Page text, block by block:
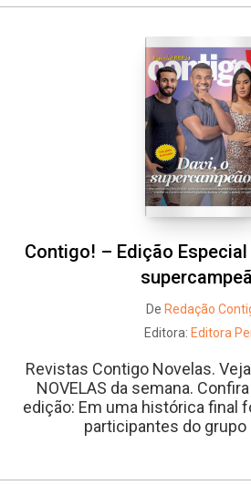
Contigo! – Edição Especial
De Redação
Editora: Editora
Revistas Contigo Novelas. Veja
NOVELAS da semana.
edição: Em uma histórica final
participantes do grupo